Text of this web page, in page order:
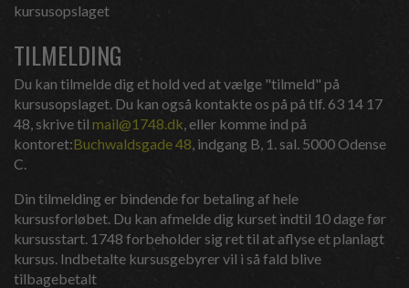
kursusopslaget
TILMELDING
Du kan tilmelde dig et hold ved at vælge "tilmeld" på
kursusopslaget. Du kan også kontakte os på på tlf. 63 14 17
48, skrive til mail@1748.dk , eller komme ind på
kontoret:Buchwaldsgade 48 , indgang B, 1. sal. 5000 Odense
C.
Din tilmelding er bindende for betaling af hele
kursusforløbet. Du kan afmelde dig kurset indtil 10 dage før
kursusstart. 1748 forbeholder sig ret til at aflyse et planlagt
kursus. Indbetalte kursusgebyrer vil i så fald blive
tilbagebetalt